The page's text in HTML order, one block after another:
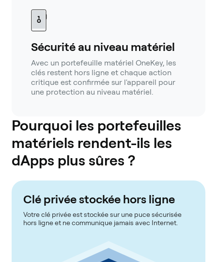
Sécurité au niveau matériel
Avec un portefeuille matériel OneKey, les
clés restent hors ligne et chaque action
critique est confirmée sur l'appareil pour
une protection au niveau matériel.
Pourquoi les portefeuilles
matériels rendent-ils les
dApps plus sûres ?
Clé privée stockée hors ligne
Votre clé privée est stockée sur une puce sécurisée
hors ligne et ne communique jamais avec Internet.